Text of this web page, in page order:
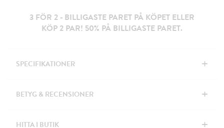
3 FÖR 2 - BILLIGASTE PARET PÅ KÖPET ELLER
KÖP 2 PAR! 50% PÅ BILLIGASTE PARET.
SPECIFIKATIONER +
BETYG & RECENSIONER +
HITTA I BUTIK